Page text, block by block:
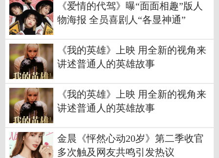
《爱情的代驾》曝“面面相趣”版人
物海报 全员喜剧人“各显神通”
《我的英雄》上映 用全新的视角来
讲述普通人的英雄故事
《我的英雄》上映 用全新的视角来
讲述普通人的英雄故事
金晨《怦然心动20岁》第二季收官
多次触及网友共鸣引发热议